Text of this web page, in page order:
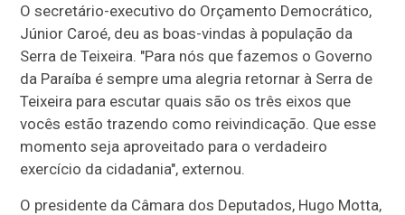
O secretário-executivo do Orçamento Democrático,
Júnior Caroé, deu as boas-vindas à população da
Serra de Teixeira. "Para nós que fazemos o Governo
da Paraíba é sempre uma alegria retornar à Serra de
Teixeira para escutar quais são os três eixos que
vocês estão trazendo como reivindicação. Que esse
momento seja aproveitado para o verdadeiro
exercício da cidadania", externou.
O presidente da Câmara dos Deputados, Hugo Motta,